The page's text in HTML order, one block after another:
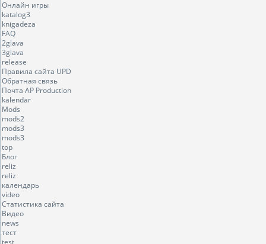
Онлайн игры
katalog3
knigadeza
FAQ
2glava
3glava
release
Правила сайта UPD
Обратная связь
Почта AP Production
kalendar
Mods
mods2
mods3
mods3
top
Блог
reliz
reliz
календарь
video
Статистика сайта
Видео
news
тест
test